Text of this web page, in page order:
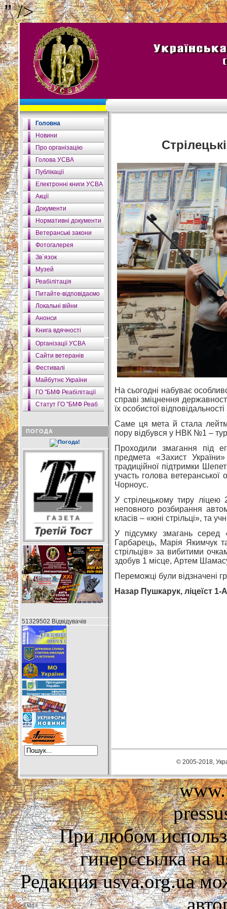
" />
Головна
Новини
Про організацію
Голова УСВА
Публікації
Електронні книги УСВА
Акції
Документи
Нормативні документи
Ветеранські закони
Фотогалерея
Зв`язок
Музей
Реабілітація
Питайте-відповідаємо
Локальні війни
Анонси
Книга вдячності
Організації УСВА
Сайти ветеранів
Фестивалі
Майбутнє України
ГО "БМФ Реабілітації
Статут ГО "БМФ Реаб
ПОГОДА
51329502 Відвідувачів
На сьогодні набуває
справі зміцнення
їх особистої
Саме ця мета й стала
пору відбувся у НВК №1 –
Проходили змагання під
предмета «Захист
традиційної підтримки
участь голова ветеранської
Чорноус.
У стрілецькому тиру ліцею
неповного розбирання
класів – «юні стрільці», та
У підсумку змагань серед
Гарбарець, Марія Якимчук
стрільців» за вибитими
здобув 1 місце, Артем
Переможці були відзначені
Назар Пушкарук, ліцеїст
© 2005-2018,
При любом
гиперссылка на
Редакция usva.org.ua